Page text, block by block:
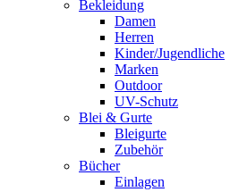
Bekleidung
Damen
Herren
Kinder/Jugendliche
Marken
Outdoor
UV-Schutz
Blei & Gurte
Bleigurte
Zubehör
Bücher
Einlagen